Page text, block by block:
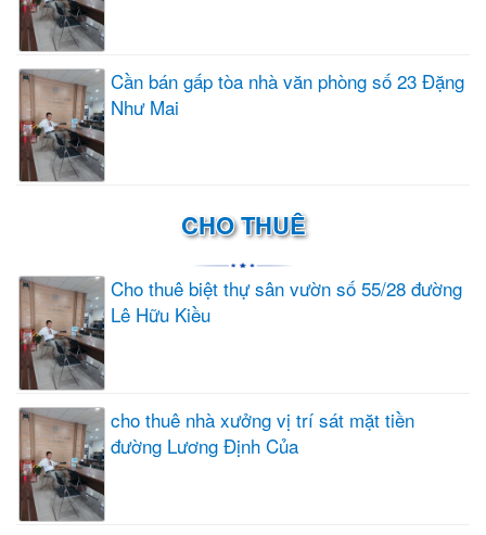
Cần bán gấp tòa nhà văn phòng số 23 Đặng
Như Mai
CHO THUÊ
Cho thuê biệt thự sân vườn số 55/28 đường
Lê Hữu Kiều
cho thuê nhà xưởng vị trí sát mặt tiền
đường Lương Định Của